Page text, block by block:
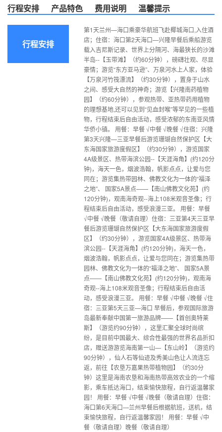
行程安排 产品特色 费用说明 温馨提示
行程安排
第1天兰州—海口乘豪华航班飞赴椰城海口,入住酒
店；住宿：海口第2天海口—兴隆早餐后乘船游览
载入吉尼斯记录、世界上分隔河、海最狭长的沙滩
半岛--【玉带滩】（约60分钟），磅礴壮观、尽显
豪情；游览“东方亚马逊”、万泉河水上人家，体验
【万泉河竹筏漂流】（约30分钟），置身于山水
之间、感受大自然的神奇；游览【兴隆南药植物
园】（约60分钟），参观热带、亚热带药用植物
的理想基地,还可以见到“见血封喉”等罕见的一些植
物，行程结束后自由活动，感受浓郁的东南亚风情
华侨小镇。 用餐：早餐 √中餐 √晚餐 √住宿：兴隆
第3天兴隆—三亚早餐后游览珊瑚自然保护区【大
东海国家旅游度假区】（约30分钟），游览国家
4A级景区、热带海滨公园--【天涯海角】(约120分
钟)，海天一色，烟波浩翰，帆影点点，让爱与您
同在；游览集热带园林、佛教文化为一体的“福泽
之地”、 国家5A景点——【南山佛教文化苑】(约
120分钟)，观南海奇观--海上108米观音圣像；行
程结束后自由活动，感受浪漫三亚。 用餐：早餐
√中餐 √晚餐（敬请自理）住宿：三亚第4天三亚早
餐后游览珊瑚自然保护区【大东海国家旅游度假
区】（约30分钟），游览国家4A级景区、热带海
滨公园--【天涯海角】(约120分钟)，海天一色，
烟波浩翰，帆影点点，让爱与您同在；游览集热带
园林、佛教文化为一体的“福泽之地”、 国家5A景
点——【南山佛教文化苑】(约120分钟)，观南海
奇观--海上108米观音圣像；行程结束后自由活
动，感受浪漫三亚。 用餐：早餐 √中餐 √晚餐 √住
宿：三亚第5天三亚—海口 早餐后，参观国际旅游
岛最新奉献中国第一旅游品牌——【首创奥特莱
斯】（游览约90分钟），这里汇聚全球时尚缤
纷，是目前中国最大、综合性最强的世界名品折扣
店，赠送游游览海南第一山—【东山岭】（游览约
90分钟），仙人石等仙迹及秀美山色让人流连忘
返，前往【农垦万嘉果热带植物园】（约30分
钟）这里是海南农垦和海南热带高效农业的一个缩
影，乘车抵达海口，结束愉快旅程，自行返温馨家
园！ 用餐：早餐 √中餐 √晚餐（敬请自理）住宿：
海口第6天海口—兰州早餐后根据航班，送机，结
束愉快旅程，自行返温馨家园！ 用餐：早餐 √中
餐（敬请自理）晚餐（敬请自理）